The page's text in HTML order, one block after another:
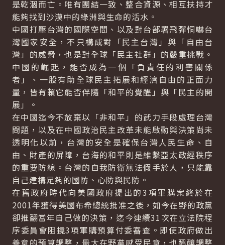
是乾涸而亡。唯有團結一致、整合資源、相互扶持才
能夠找到沙漠中的綠洲與生命的活水。
中國打壓台灣的國際空間、以及對台部署飛彈恫嚇台
灣國家安全，不只構成對「民主台灣」與「自由台
灣」的威脅，也是對全球「民主社群」的嚴重挑戰。
中國的崛起，能否成為一個「負責任的利害關係
者」、一股有助全球民主拓展和經濟自由的正面力
量，皆有賴它能否伴隨「和平的覺醒」與「民主的開
展」。
在中國迄今不放棄以「非和平」的武力手段處理台灣
問題，以及在中國政治民主改革未能啟動與決策尚未
透明化以前，台灣的安全是確保台灣人民生命、自
由、財產的屏障，台海的和平則是維繫亞太政經秩序
的重要防線。台灣的自我防衛無法假手於人，只能靠
自己建構足夠的國防、心防與民防。
在舊政府時代向美國政府提出的3項軍購案終於在
2001年獲得美國布希總統批准之後，如今在野的政黨
卻推翻當年自己做的決策，迄今連續31次在立法院程
序委員會阻撓3項軍購預算付委審查。即使政府做出
善意的預算調整，最大在野黨感受民意，也醞釀調整